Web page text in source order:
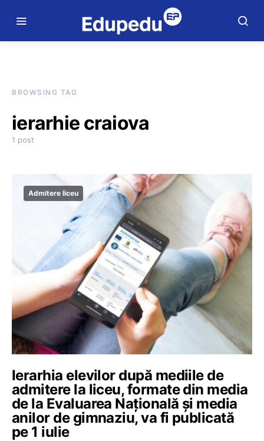
BROWSING TAG
ierarhie craiova
1 post
Admitere liceu
Ierarhia elevilor după mediile de
admitere la liceu, formate din media
de la Evaluarea Națională și media
anilor de gimnaziu, va fi publicată
pe 1 iulie